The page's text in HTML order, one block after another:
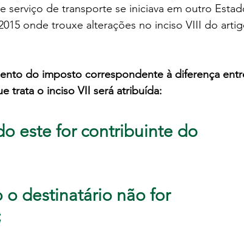
serviço de transporte se iniciava em outro
onde trouxe alterações no inciso VIII do
do imposto correspondente à diferença
trata o inciso VII será atribuída:
este for contribuinte do
o destinatário não for